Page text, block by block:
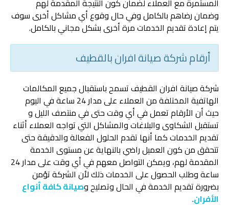
المستمرة مع العملاء لضمان كون النتيجة المقدمة لهم
وضمان رضاهم بالكامل وفي حال وقوع أي مشاكل أخرى سوف
يتم إعادة تقديم الخدمات مرة أخرى بشكل مجاني بالكامل.
أرقام شركة صيانة افران بالقطيف
شركة صيانة افران القطيف تسمح باستقبال جميع المكالمات
الهاتفية المختلفة من العملاء على مدار 24 ساعة في اليوم
حيث أن الأرقام تعمل في أي وقت حتى في منتصف الليل و
تستقبل الشكاوى والبلاغات والمشاكل التي تواجه العملاء أثناء
تقديم الخدمات كما أنها تقدم الحلول الفعالة والدقيقة حتى
تتحقق من كون العميل راضي بالنهاية عن مستوى الخدمة
المقدمة لهم، ويمكن التواصل معهم في أي وقت على مدار 24
ساعة وطلب الحصول على الخدمات ذلك لأن الشركة تؤمن
بضرورة تقديم الخدمة في الحال وتصليح وصيانة كافة أنواع
الأفران.